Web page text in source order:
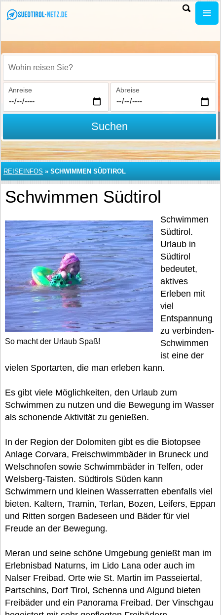
Wohin reisen Sie?
Anreise Abreise
Suchen
REISEINFOS » SCHWIMMEN SÜDTIROL
Schwimmen Südtirol
So macht der Urlaub Spaß!
Schwimmen
Südtirol.
Urlaub in
Südtirol
bedeutet,
aktives
Erleben mit
viel
Entspannung
zu verbinden-
Schwimmen
ist eine der
vielen Sportarten, die man erleben kann.
Es gibt viele Möglichkeiten, den Urlaub zum
Schwimmen zu nutzen und die Bewegung im Wasser
als schonende Aktivität zu genießen.
In der Region der Dolomiten gibt es die Biotopsee
Anlage Corvara, Freischwimmbäder in Bruneck und
Welschnofen sowie Schwimmbäder in Telfen, oder
Welsberg-Taisten. Südtirols Süden kann
Schwimmern und kleinen Wasserratten ebenfalls viel
bieten. Kaltern, Tramin, Terlan, Bozen, Leifers, Eppan
und Ritten sorgen Badeseen und Bäder für viel
Freude an der Bewegung.
Meran und seine schöne Umgebung genießt man im
Erlebnisbad Naturns, im Lido Lana oder auch im
Nalser Freibad. Orte wie St. Martin im Passeiertal,
Partschins, Dorf Tirol, Schenna und Algund bieten
Freibäder und ein Panorama Freibad. Der Vinschgau